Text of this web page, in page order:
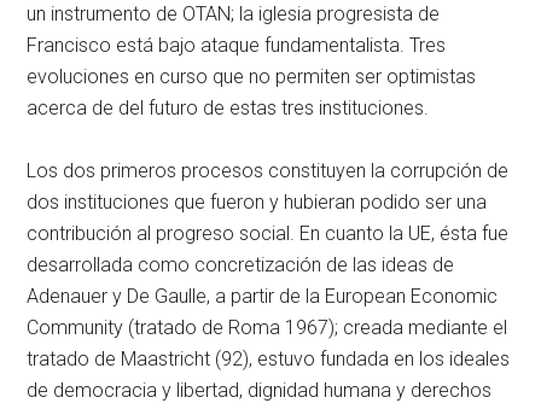
un instrumento de OTAN; la iglesia progresista de
Francisco está bajo ataque fundamentalista. Tres
evoluciones en curso que no permiten ser optimistas
acerca de del futuro de estas tres instituciones.
Los dos primeros procesos constituyen la corrupción de
dos instituciones que fueron y hubieran podido ser una
contribución al progreso social. En cuanto la UE, ésta fue
desarrollada como concretización de las ideas de
Adenauer y De Gaulle, a partir de la European Economic
Community (tratado de Roma 1967); creada mediante el
tratado de Maastricht (92), estuvo fundada en los ideales
de democracia y libertad, dignidad humana y derechos